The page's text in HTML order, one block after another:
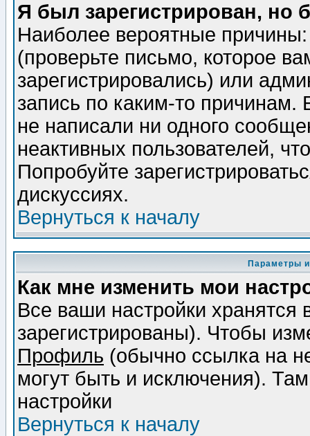
Я был зарегистрирован, но
Наиболее вероятные
(проверьте письмо, которое
зарегистрировались) или
запись по каким-то
не написали ни одного
неактивных пользователей,
Попробуйте
дискуссиях.
Вернуться к началу
Параметры
Как мне изменить мои
Все ваши настройки
зарегистрированы). Чтобы
Профиль (обычно ссылка на
могут быть и исключения).
настройки
Вернуться к началу